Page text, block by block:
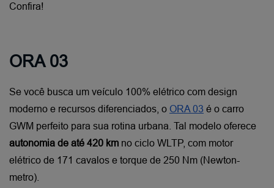
Confira!
ORA 03
Se você busca um veículo 100% elétrico com design
moderno e recursos diferenciados, o ORA 03 é o carro
autonomia de até 420 km no ciclo WLTP, com motor
elétrico de 171 cavalos e torque de 250 Nm (Newton-
metro).